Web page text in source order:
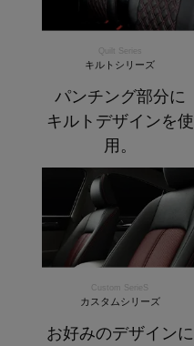
Quilt Series
キルトシリーズ
パンチング部分に
キルトデザインを使
用。
Custom SerieS
カスタムシリーズ
お好みのデザインに